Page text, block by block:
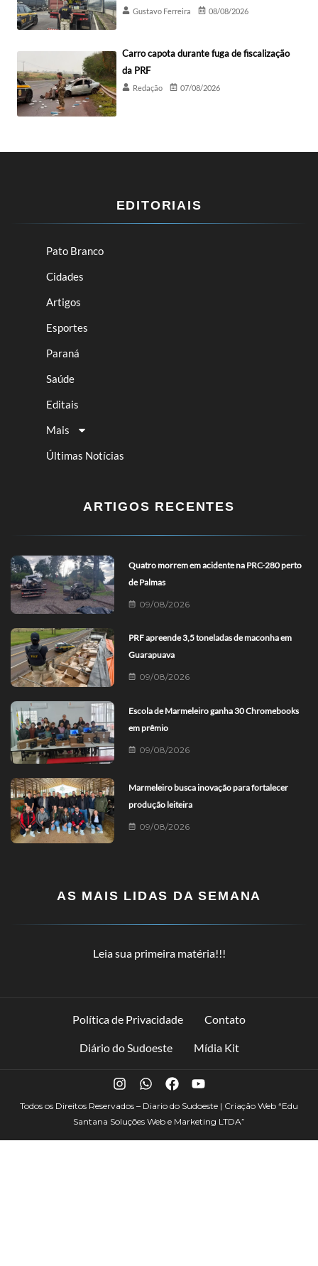
Gustavo Ferreira 08/08/2026
Carro capota durante fuga de fiscalização
da PRF
Redação 07/08/2026
EDITORIAIS
Pato Branco
Cidades
Artigos
Esportes
Paraná
Saúde
Editais
Mais
Últimas Notícias
ARTIGOS RECENTES
Quatro morrem em acidente na PRC-280 perto
de Palmas
09/08/2026
PRF apreende 3,5 toneladas de maconha em
Guarapuava
09/08/2026
Escola de Marmeleiro ganha 30 Chromebooks
em prêmio
09/08/2026
Marmeleiro busca inovação para fortalecer
produção leiteira
09/08/2026
AS MAIS LIDAS DA SEMANA
Leia sua primeira matéria!!!
Política de Privacidade Contato
Diário do Sudoeste Mídia Kit
Todos os Direitos Reservados – Diario do Sudoeste | Criação Web “Edu
Santana Soluções Web e Marketing LTDA”